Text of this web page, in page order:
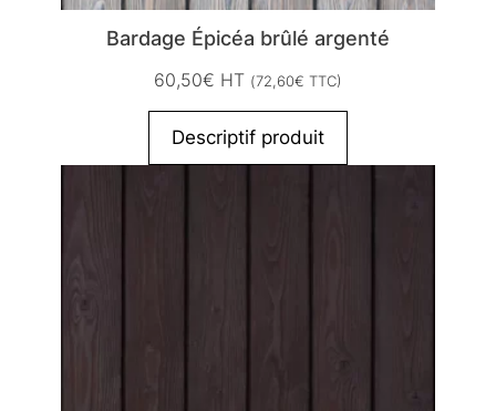
Bardage Épicéa brûlé argenté
60,50€ HT (72,60€ TTC)
Descriptif produit